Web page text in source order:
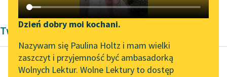
Katalog DAISY
Podkasty o książkach
Zgłoś brak utworu
Aktualności
„Prokurator Alicja Horn”
Narzędzia
Mapa Wolnych Lektur
Dzień dobry moi kochani.
Nazywam się Paulina Holtz i mam wielki
zaszczyt i przyjemność być ambasadorką
Wolnych Lektur. Wolne Lektury to dostęp
Twórczość Pozytywizm Bolesław Prus